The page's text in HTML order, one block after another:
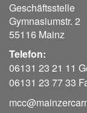
Geschäftsstelle
Gymnasiumstr. 2
55116 Mainz
Telefon:
06131 23 21 11
06131 23 77 33